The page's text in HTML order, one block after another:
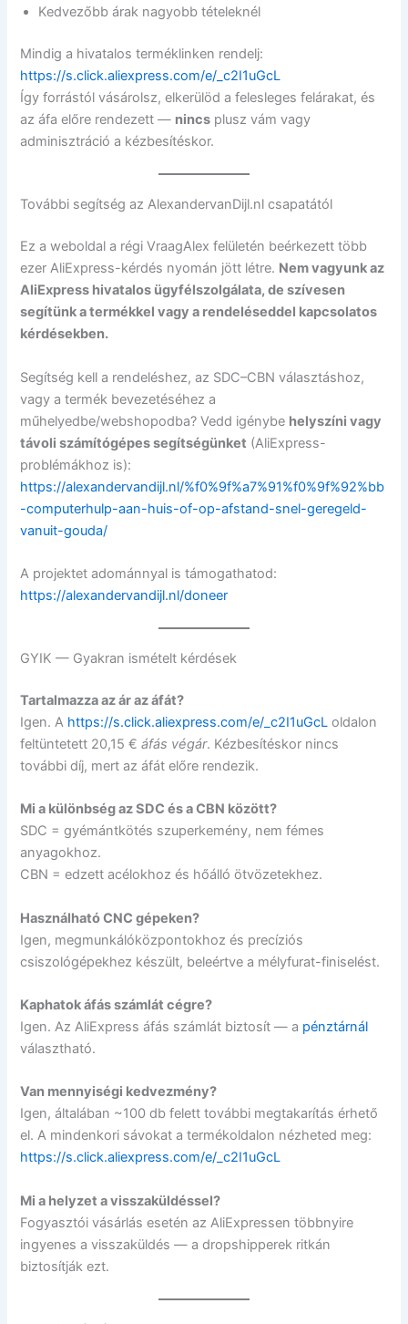
Kedvezőbb árak nagyobb tételeknél
Mindig a hivatalos terméklinken rendelj:
https://s.click.aliexpress.com/e/_c2I1uGcL
Így forrástól vásárolsz, elkerülöd a felesleges felárakat, és
az áfa előre rendezett — nincs plusz vám vagy
adminisztráció a kézbesítéskor.
További segítség az AlexandervanDijl.nl csapatától
Ez a weboldal a régi VraagAlex felületén beérkezett több
ezer AliExpress-kérdés nyomán jött létre. Nem vagyunk az
AliExpress hivatalos ügyfélszolgálata, de szívesen
segítünk a termékkel vagy a rendeléseddel kapcsolatos
kérdésekben.
Segítség kell a rendeléshez, az SDC–CBN választáshoz,
vagy a termék bevezetéséhez a
műhelyedbe/webshopodba? Vedd igénybe helyszíni vagy
távoli számítógépes segítségünket (AliExpress-
problémákhoz is):
https://alexandervandijl.nl/%f0%9f%a7%91%f0%9f%92%bb
-computerhulp-aan-huis-of-op-afstand-snel-geregeld-
vanuit-gouda/
A projektet adománnyal is támogathatod:
https://alexandervandijl.nl/doneer
GYIK — Gyakran ismételt kérdések
Tartalmazza az ár az áfát?
Igen. A https://s.click.aliexpress.com/e/_c2I1uGcL oldalon
feltüntetett 20,15 €áfás végár. Kézbesítéskor nincs
további díj, mert az áfát előre rendezik.
Mi a különbség az SDC és a CBN között?
SDC = gyémántkötés szuperkemény, nem fémes
anyagokhoz.
CBN = edzett acélokhoz és hőálló ötvözetekhez.
Használható CNC gépeken?
Igen, megmunkálóközpontokhoz és precíziós
csiszológépekhez készült, beleértve a mélyfurat-finiselést.
Kaphatok áfás számlát cégre?
Igen. Az AliExpress áfás számlát biztosít — a pénztárnál
választható.
Van mennyiségi kedvezmény?
Igen, általában ~100 db felett további megtakarítás érhető
el. A mindenkori sávokat a termékoldalon nézheted meg:
https://s.click.aliexpress.com/e/_c2I1uGcL
Mi a helyzet a visszaküldéssel?
Fogyasztói vásárlás esetén az AliExpressen többnyire
ingyenes a visszaküldés — a dropshipperek ritkán
biztosítják ezt.